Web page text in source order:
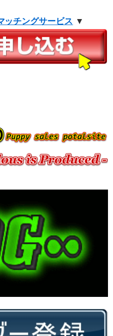
ッチングサービス ▼